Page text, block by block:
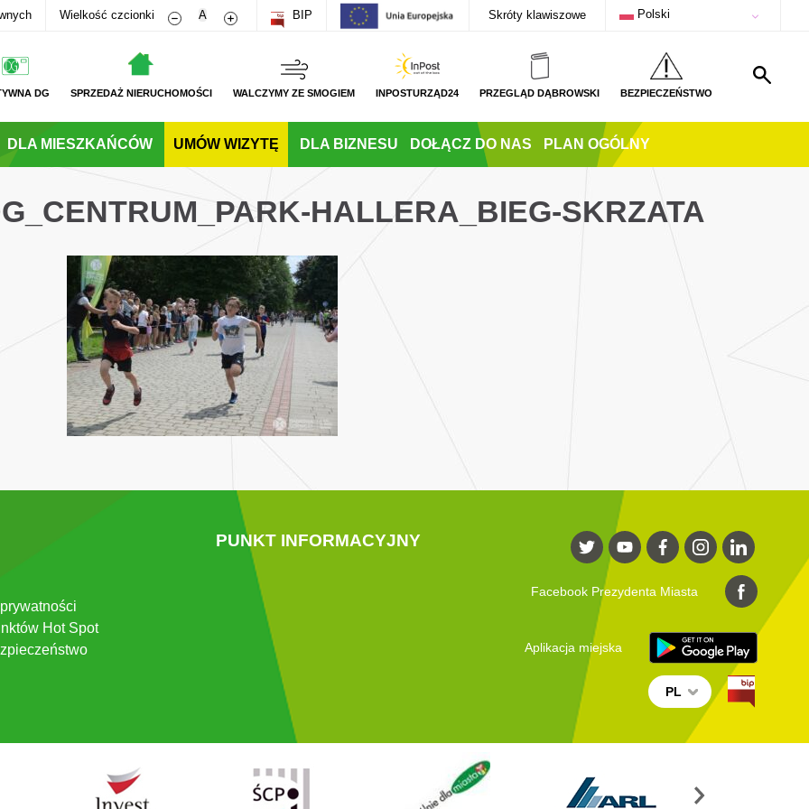
Wielkość czcionki Zmniejsz rozmiar czcionki
A Zwiększ rozmiar czcionki
BIP Skróty klawiszowe Polski
DG SPRZEDAŻ NIERUCHOMOŚCI WALCZYMY ZE SMOGIEM INPOSTURZĄD24 PRZEGLĄD DĄBROWSKI BEZPIECZEŃSTWO
DLA MIESZKAŃCÓW UMÓW WIZYTĘ DLA BIZNESU DOŁĄCZ DO NAS PLAN OGÓLNY
HALLERA_BIEG-SKRZATA
Hot Spot
PUNKT INFORMACYJNY
Facebook Prezydenta Miasta
Aplikacja miejska
PL